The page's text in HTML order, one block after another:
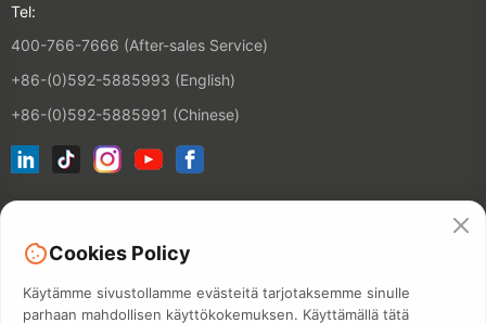
Tel:
400-766-7666 (After-sales Service)
+86-(0)592-5885993 (English)
+86-(0)592-5885991 (Chinese)
Cookies Policy
Käytämme sivustollamme evästeitä tarjotaksemme sinulle
parhaan mahdollisen käyttökokemuksen. Käyttämällä tätä